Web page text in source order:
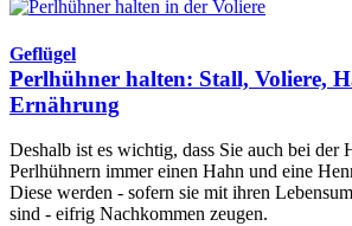
Geflügel
Perlhühner halten: Stall, Voliere,
Ernährung
Deshalb ist es wichtig, dass Sie auch bei der
Perlhühnern immer einen Hahn und eine
Diese werden - sofern sie mit ihren
sind - eifrig Nachkommen zeugen.